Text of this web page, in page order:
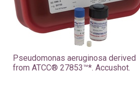
Pseudomonas aeruginosa derived
from ATCC® 27853™*. Accushot.